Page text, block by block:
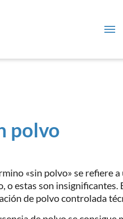
polvo
«sin polvo» se refiere
o estas son insignificantes.
de polvo controlada